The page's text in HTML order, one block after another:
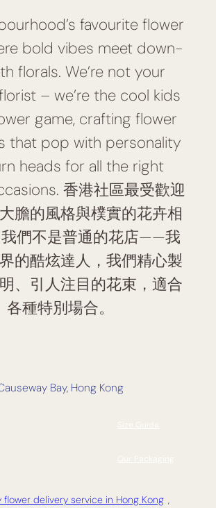
favourite flower
bold vibes meet down-
florals. We’re not your
– we’re the cool kids
game, crafting flower
that pop with personality
heads for all the right
香港社區最受歡迎
膽的風格與樸實的花卉相
們不是普通的花店——我
的酷炫達人，我們精心製
、引人注目的花束，適合
各種特別場合。
Bay, Hong Kong
flower delivery service in Hong Kong